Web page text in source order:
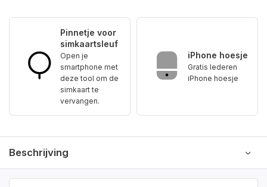
Pinnetje voor
simkaartsleuf
Open je
smartphone met
deze tool om de
simkaart te
vervangen.
iPhone hoesje
Gratis lederen
iPhone hoesje
Beschrijving